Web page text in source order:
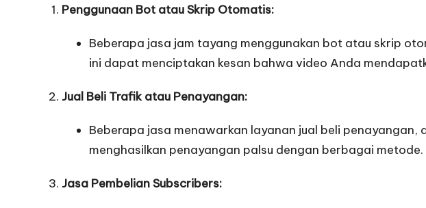
Penggunaan Bot atau Skrip Otomatis:
Beberapa jasa jam tayang menggunakan bot atau skrip
ini dapat menciptakan kesan bahwa video Anda
Jual Beli Trafik atau Penayangan:
Beberapa jasa menawarkan layanan jual beli
menghasilkan penayangan palsu dengan berbagai metode.
Jasa Pembelian Subscribers: